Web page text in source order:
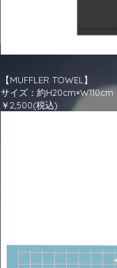
【MUFFLER TOWEL】
サイズ：約H20cm×W110cm
￥2,500(税込)